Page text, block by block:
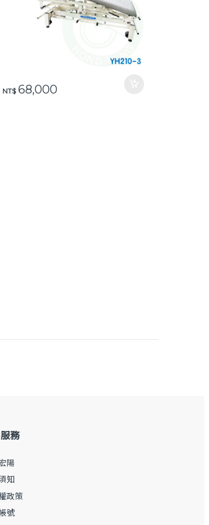
NT$68,000
19,300 到 NT$ 21,200
務
陽
知
政策
號